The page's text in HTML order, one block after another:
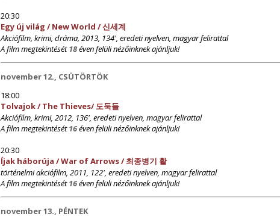
20:30
Egy új világ / New World / 신세계
Akciófilm, krimi, dráma, 2013, 134', eredeti nyelven, magyar felirattal
A film megtekintését18éven felüli nézőinknek ajánljuk!
november 12., CSÜTÖRTÖK
18:00
Tolvajok / The Thieves/ 도둑들
Akciófilm, krimi, 2012, 136', eredeti nyelven, magyar felirattal
A film megtekintését16éven felüli nézőinknek ajánljuk!
20:30
Íjak háborúja / War of Arrows / 최종병기 활
történelmi akciófilm, 2011, 122', eredeti nyelven, magyar felirattal
A film megtekintését16éven felüli nézőinknek ajánljuk!
november 13., PÉNTEK